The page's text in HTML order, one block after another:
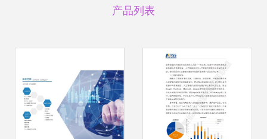
产品列表